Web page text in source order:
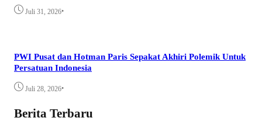
Juli 31, 2026•
PWI Pusat dan Hotman Paris Sepakat Akhiri Polemik Untuk
Persatuan Indonesia
Juli 28, 2026•
Berita Terbaru